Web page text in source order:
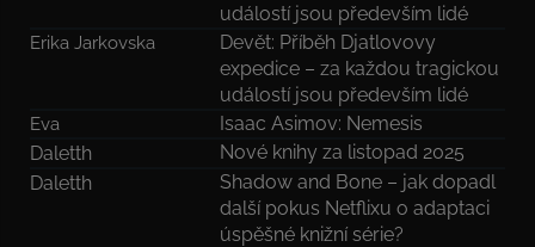
událostí jsou především lidé
Erika Jarkovska
Devět: Příběh Djatlovovy
expedice – za každou tragickou
událostí jsou především lidé
Eva
Isaac Asimov: Nemesis
Daletth
Nové knihy za listopad 2025
Daletth
Shadow and Bone – jak dopadl
další pokus Netflixu o adaptaci
úspěšné knižní série?